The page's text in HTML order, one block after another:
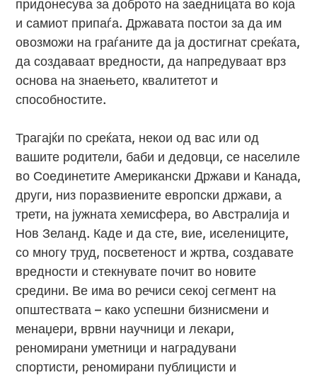
придонесува за доброто на заедницата во која
и самиот припаѓа. Државата постои за да им
овозможи на граѓаните да ја достигнат среќата,
да создаваат вредности, да напредуваат врз
основа на знаењето, квалитетот и
способностите.
Трагајќи по среќата, некои од вас или од
вашите родители, баби и дедовци, се населиле
во Соединетите Американски Држави и Канада,
други, низ поразвиените европски држави, а
трети, на јужната хемисфера, во Австралија и
Нов Зеланд. Каде и да сте, вие, иселениците,
со многу труд, посветеност и жртва, создавате
вредности и стекнувате почит во новите
средини. Ве има во речиси секој сегмент на
општествата – како успешни бизнисмени и
менаџери, врвни научници и лекари,
реномирани уметници и наградувани
спортисти, реномирани публицисти и